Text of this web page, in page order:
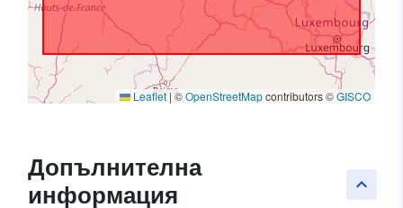
Leaflet|©OpenStreetMapcontributors ©GISCO
keyboard_arrow_up
Допълнителна
информация